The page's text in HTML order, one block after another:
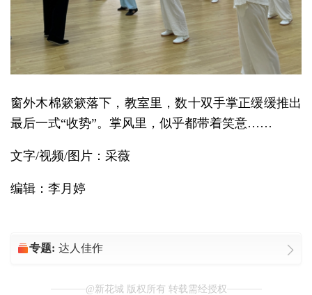
窗外木棉簌簌落下，教室里，数十双手掌正缓缓推出
最后一式“收势”。掌风里，似乎都带着笑意……
文字/视频/图片：采薇
编辑：李月婷
专题: 达人佳作
@新花城 版权所有 转载需经授权